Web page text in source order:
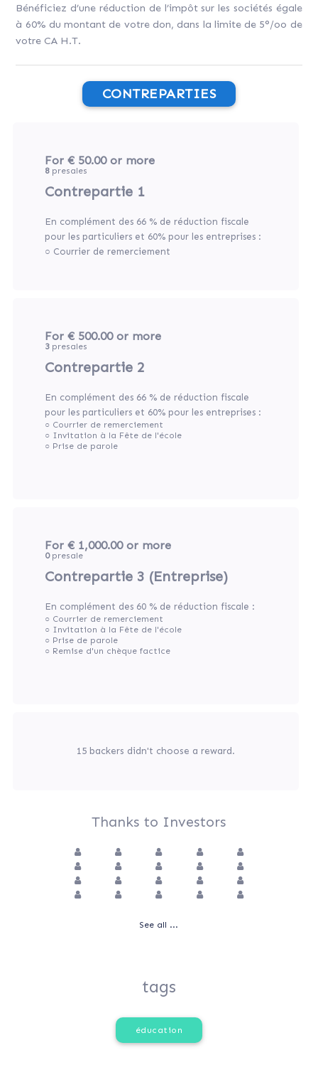
Bénéficiez d’une réduction de l’impôt sur les sociétés égale
à 60% du montant de votre don, dans la limite de 5°/oo de
votre CA H.T.
CONTREPARTIES
For € 50.00 or more
8presales
Contrepartie 1
En complément des 66 % de réduction fiscale
pour les particuliers et 60% pour les entreprises :
○ Courrier de remerciement
For € 500.00 or more
3presales
Contrepartie 2
En complément des 66 % de réduction fiscale
pour les particuliers et 60% pour les entreprises :
○ Courrier de remerciement
○ Invitation à la Fête de l'école
○ Prise de parole
For € 1,000.00 or more
0presale
Contrepartie 3 (Entreprise)
En complément des 60 % de réduction fiscale :
○ Courrier de remerciement
○ Invitation à la Fête de l'école
○ Prise de parole
○ Remise d'un chèque factice
15 backers didn't choose a reward.
Thanks to Investors
See all ...
tags
éducation